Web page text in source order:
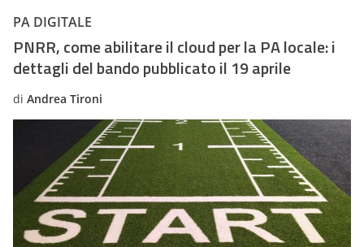
PA DIGITALE
PNRR, come abilitare il cloud per la PA locale: i
dettagli del bando pubblicato il 19 aprile
di Andrea Tironi